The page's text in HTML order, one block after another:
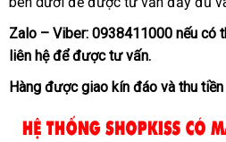
ký
Zalo – Viber: 0938411000 lớn
nếu có
liên hệhàng
giả
đểở
đâu
được tư vấn.
Hàng ở
uy
được giao kín đáo đổi
và thu